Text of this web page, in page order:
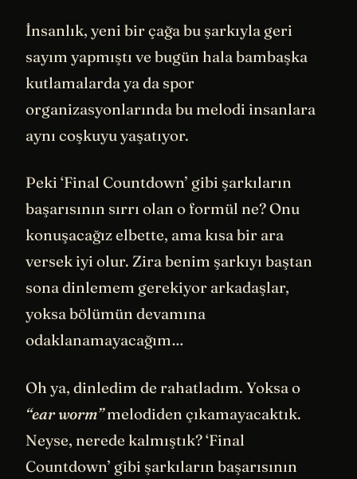
İnsanlık, yeni bir çağa bu şarkıyla geri
sayım yapmıştı ve bugün hala bambaşka
kutlamalarda ya da spor
organizasyonlarında bu melodi insanlara
aynı coşkuyu yaşatıyor.
Peki ‘Final Countdown’ gibi şarkıların
başarısının sırrı olan o formül ne? Onu
konuşacağız elbette, ama kısa bir ara
versek iyi olur. Zira benim şarkıyı baştan
sona dinlemem gerekiyor arkadaşlar,
yoksa bölümün devamına
odaklanamayacağım…
Oh ya, dinledim de rahatladım. Yoksa o
“ear worm”melodiden çıkamayacaktık.
Neyse, nerede kalmıştık? ‘Final
Countdown’ gibi şarkıların başarısının